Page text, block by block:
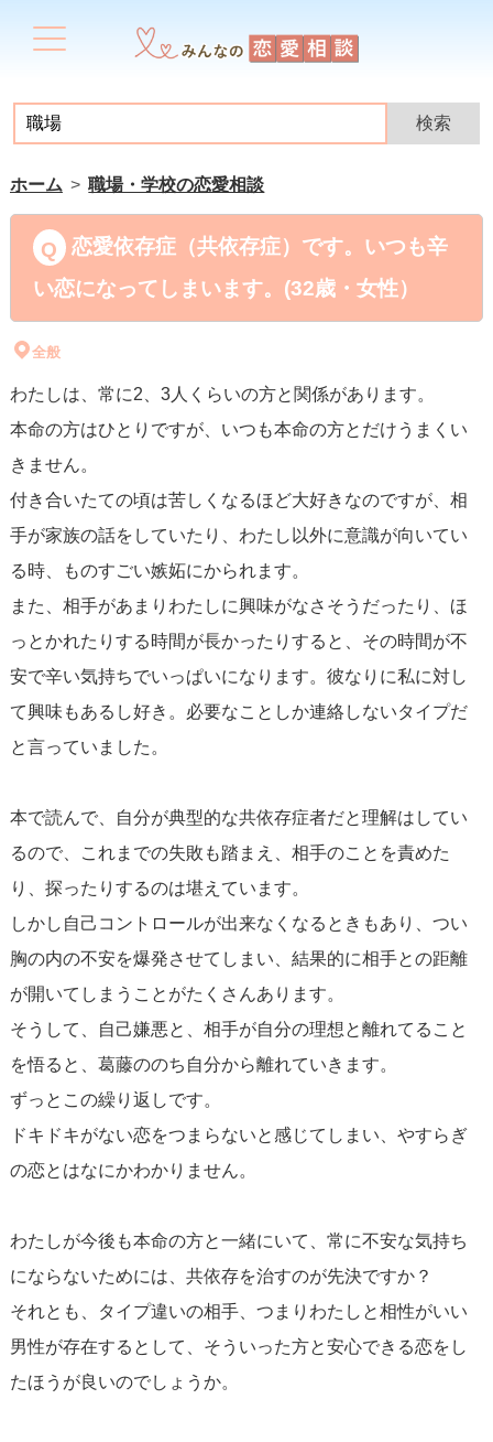
ホーム 職場・学校の恋愛相談
恋愛依存症（共依存症）です。いつも辛
い恋になってしまいます。(32歳・女性）
全般
わたしは、常に2、3人くらいの方と関係があります。
本命の方はひとりですが、いつも本命の方とだけうまくい
きません。
付き合いたての頃は苦しくなるほど大好きなのですが、相
手が家族の話をしていたり、わたし以外に意識が向いてい
る時、ものすごい嫉妬にかられます。
また、相手があまりわたしに興味がなさそうだったり、ほ
っとかれたりする時間が長かったりすると、その時間が不
安で辛い気持ちでいっぱいになります。彼なりに私に対し
て興味もあるし好き。必要なことしか連絡しないタイプだ
と言っていました。
本で読んで、自分が典型的な共依存症者だと理解はしてい
るので、これまでの失敗も踏まえ、相手のことを責めた
り、探ったりするのは堪えています。
しかし自己コントロールが出来なくなるときもあり、つい
胸の内の不安を爆発させてしまい、結果的に相手との距離
が開いてしまうことがたくさんあります。
そうして、自己嫌悪と、相手が自分の理想と離れてること
を悟ると、葛藤ののち自分から離れていきます。
ずっとこの繰り返しです。
ドキドキがない恋をつまらないと感じてしまい、やすらぎ
の恋とはなにかわかりません。
わたしが今後も本命の方と一緒にいて、常に不安な気持ち
にならないためには、共依存を治すのが先決ですか？
それとも、タイプ違いの相手、つまりわたしと相性がいい
男性が存在するとして、そういった方と安心できる恋をし
たほうが良いのでしょうか。